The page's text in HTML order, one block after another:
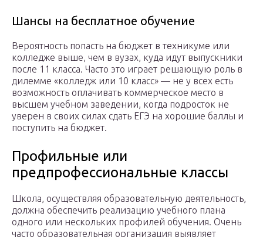
Шансы на бесплатное обучение
Вероятность попасть на бюджет в техникуме или
колледже выше, чем в вузах, куда идут выпускники
после 11 класса. Часто это играет решающую роль в
дилемме «колледж или 10 класс» — не у всех есть
возможность оплачивать коммерческое место в
высшем учебном заведении, когда подросток не
уверен в своих силах сдать ЕГЭ на хорошие баллы и
поступить на бюджет.
Профильные или
предпрофессиональные классы
Школа, осуществляя образовательную деятельность,
должна обеспечить реализацию учебного плана
одного или нескольких профилей обучения. Очень
часто образовательная организация выявляет